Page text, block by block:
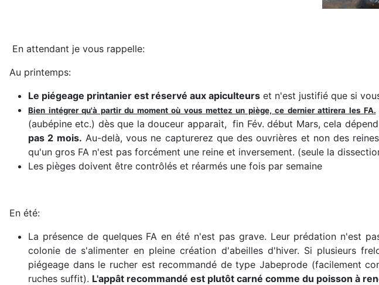
En attendant je vous rappelle:
Au printemps:
Le piégeage printanier est réservé aux apiculteurs et n'est justifié que si
Bien intégrer qu'à partir du moment où vous mettez un piège, ce dernier attirera les FA.
(aubépine etc.) dès que la douceur apparait, fin Fév. début Mars, cela
pas 2 mois. Au-delà, vous ne capturerez que des ouvrières et non des
qu'un gros FA n'est pas forcément une reine et inversement. (seule la
Les pièges doivent être contrôlés et réarmés une fois par semaine
En été:
La présence de quelques FA en été n'est pas grave. Leur prédation n'est
colonie de s'alimenter en pleine création d'abeilles d'hiver. Si plusieurs
piégeage dans le rucher est recommandé de type Jabeprode (facilement
ruches suffit). L'appât recommandé est plutôt carné comme du poisson à